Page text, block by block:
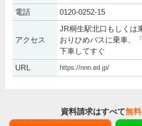
電話 0120-0252-15
アクセス
JR桐生駅北口もしくは
おりひめバスに乗車、
下車してすぐ
URL
https://nnn.ed.jp/
資料請求はすべて無料